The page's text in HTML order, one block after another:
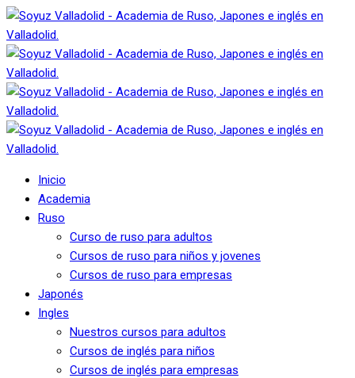
Inicio
Academia
Ruso
Curso de ruso para adultos
Cursos de ruso para niños y jovenes
Cursos de ruso para empresas
Japonés
Ingles
Nuestros cursos para adultos
Cursos de inglés para niños
Cursos de inglés para empresas